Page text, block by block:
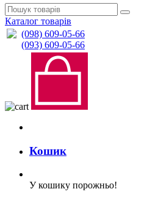
Каталог товарів
(098) 609-05-66
(093) 609-05-66
Кошик
У кошику порожньо!